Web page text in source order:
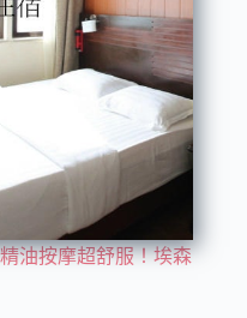
油按摩超舒服！埃森